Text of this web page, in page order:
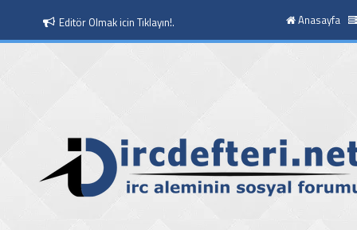
Editör Olmak icin Tıklayın!.
Moderatör Olmak icin Tıklayın!.
Anasayfa